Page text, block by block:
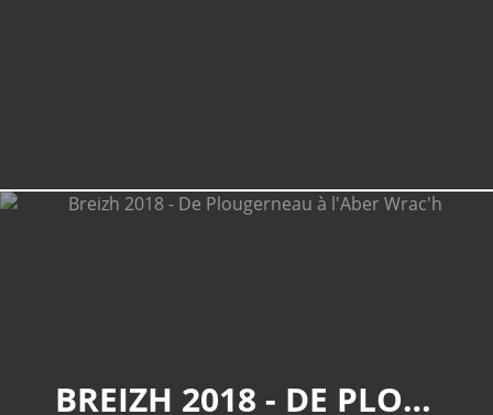
BREIZH 2018 - DE PLOUGERNEAU À L'ABER WRAC'H